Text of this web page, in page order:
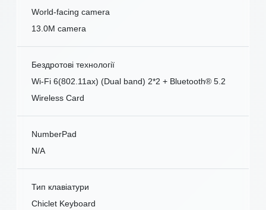
World-facing camera
13.0M camera
Бездротові технології
Wi-Fi 6(802.11ax) (Dual band) 2*2 + Bluetooth® 5.2
Wireless Card
NumberPad
N/A
Тип клавіатури
Chiclet Keyboard